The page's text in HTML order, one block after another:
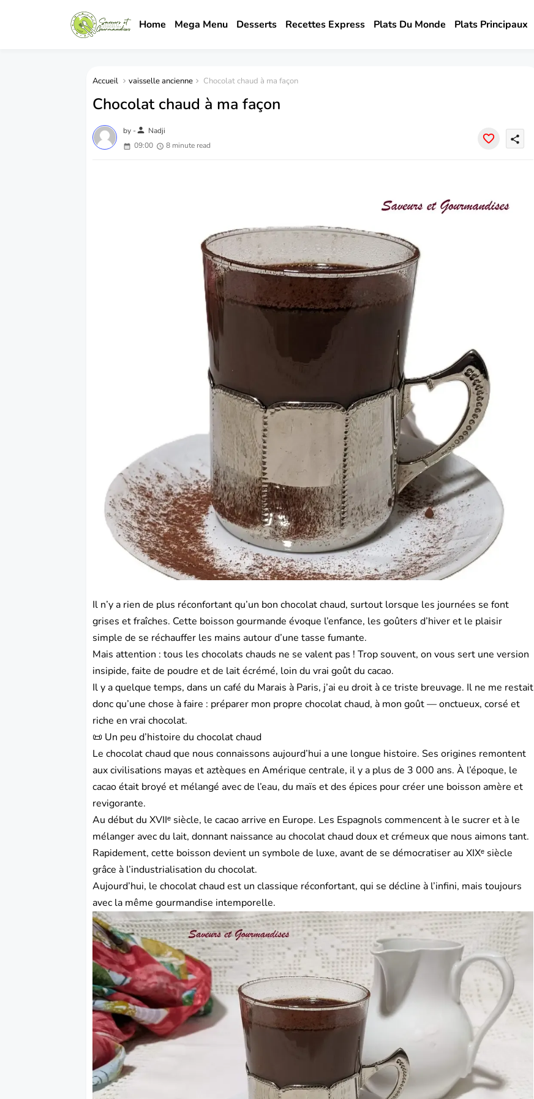
Home Mega Menu Desserts Recettes Express Plats Du Monde Plats Principaux
Accueil vaisselle ancienne Chocolat chaud à ma façon
Chocolat chaud à ma façon
by -person Nadji
09:00
8 minute read
share
Il n’y a rien de plus réconfortant qu’un bon chocolat chaud, surtout lorsque les journées se font
grises et fraîches. Cette boisson gourmande évoque l’enfance, les goûters d’hiver et le plaisir
simple de se réchauffer les mains autour d’une tasse fumante.
Mais attention : tous les chocolats chauds ne se valent pas ! Trop souvent, on vous sert une version
insipide, faite de poudre et de lait écrémé, loin du vrai goût du cacao.
Il y a quelque temps, dans un café du Marais à Paris, j’ai eu droit à ce triste breuvage. Il ne me restait
donc qu’une chose à faire : préparer mon propre chocolat chaud, à mon goût — onctueux, corsé et
riche en vrai chocolat.
📜 Un peu d’histoire du chocolat chaud
Le chocolat chaud que nous connaissons aujourd’hui a une longue histoire. Ses origines remontent
aux civilisations mayas et aztèques en Amérique centrale, il y a plus de 3 000 ans. À l’époque, le
cacao était broyé et mélangé avec de l’eau, du maïs et des épices pour créer une boisson amère et
revigorante.
Au début du XVIIᵉ siècle, le cacao arrive en Europe. Les Espagnols commencent à le sucrer et à le
mélanger avec du lait, donnant naissance au chocolat chaud doux et crémeux que nous aimons tant.
Rapidement, cette boisson devient un symbole de luxe, avant de se démocratiser au XIXᵉ siècle
grâce à l’industrialisation du chocolat.
Aujourd’hui, le chocolat chaud est un classique réconfortant, qui se décline à l’infini, mais toujours
avec la même gourmandise intemporelle.